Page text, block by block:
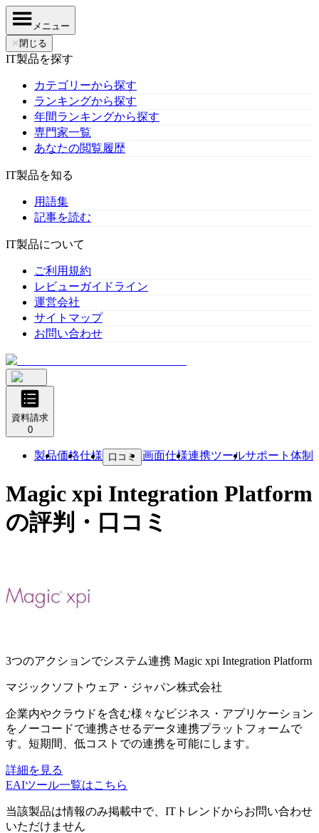
メニュー
✕ 閉じる
IT製品を探す
カテゴリーから探す
ランキングから探す
年間ランキングから探す
専門家一覧
あなたの閲覧履歴
IT製品を知る
用語集
記事を読む
IT製品について
ご利用規約
レビューガイドライン
運営会社
サイトマップ
お問い合わせ
資料請求
0
製品価格仕様 口コミ 画面仕様連携ツールサポート体制
Magic xpi Integration Platform
の評判・口コミ
3つのアクションでシステム連携 Magic xpi Integration Platform
マジックソフトウェア・ジャパン株式会社
企業内やクラウドを含む様々なビジネス・アプリケーション
をノーコードで連携させるデータ連携プラットフォームで
す。短期間、低コストでの連携を可能にします。
詳細を見る
EAIツール一覧はこちら
当該製品は情報のみ掲載中で、ITトレンドからお問い合わせ
いただけません